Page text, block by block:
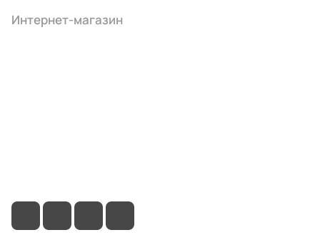
Интернет-магазин